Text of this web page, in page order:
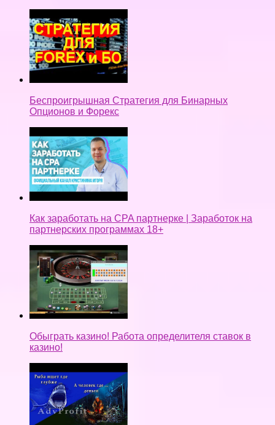
Беспроигрышная Стратегия для Бинарных
Опционов и Форекс
Как заработать на CPA партнерке | Заработок на
партнерских программах 18+
Обыграть казино! Работа определителя ставок в
казино!